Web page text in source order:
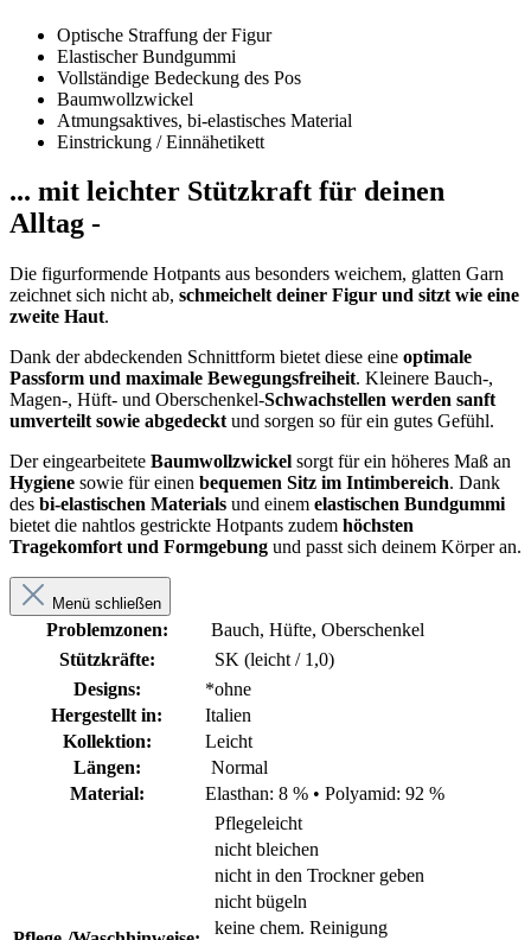
Optische Straffung der Figur
Elastischer Bundgummi
Vollständige Bedeckung des Pos
Baumwollzwickel
Atmungsaktives, bi-elastisches Material
Einstrickung / Einnähetikett
... mit leichter Stützkraft für deinen
Alltag -
Die figurformende Hotpants aus besonders weichem, glatten Garn
zeichnet sich nicht ab, schmeichelt deiner Figur und sitzt wie eine
zweite Haut.
Dank der abdeckenden Schnittform bietet diese eine optimale
Passform und maximale Bewegungsfreiheit. Kleinere Bauch-,
Magen-, Hüft- und Oberschenkel-Schwachstellen werden sanft
umverteilt sowie abgedeckt und sorgen so für ein gutes Gefühl.
Der eingearbeitete Baumwollzwickel sorgt für ein höheres Maß an
Hygiene sowie für einen bequemen Sitz im Intimbereich. Dank
des bi-elastischen Materials und einem elastischen Bundgummi
bietet die nahtlos gestrickte Hotpants zudem höchsten
Tragekomfort und Formgebung und passt sich deinem Körper an.
Menü schließen
Problemzonen:
Bauch, Hüfte, Oberschenkel
Stützkräfte:
SK (leicht / 1,0)
Designs:
*ohne
Hergestellt in:
Italien
Kollektion:
Leicht
Längen:
Normal
Material:
Elasthan: 8 % • Polyamid: 92 %
Pflegeleicht
nicht bleichen
nicht in den Trockner geben
nicht bügeln
keine chem. Reinigung